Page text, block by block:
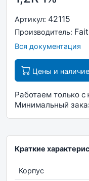
Артикул: 42115
Производитель:
Вся документация
Цены и наличие
Работаем только
Минимальный
Краткие
Корпус